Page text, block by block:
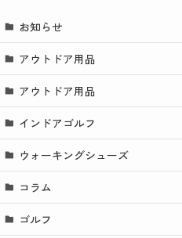
お知らせ
アウトドア用品
アウトドア用品
インドアゴルフ
ウォーキングシューズ
コラム
ゴルフ